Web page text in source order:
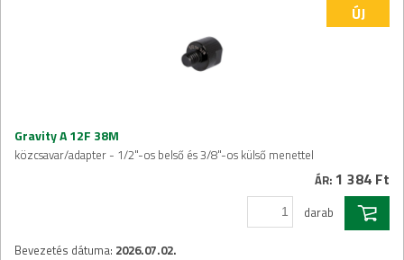
ÚJ
Gravity A 12F 38M
közcsavar/adapter - 1/2"-os belső és 3/8"-os külső menettel
ÁR: 1 384 Ft
darab
Bevezetés dátuma: 2026.07.02.